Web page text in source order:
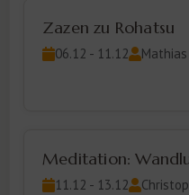
Zazen zu Rohatsu
06.12 - 11.12
Meditation:
11.12 - 13.12